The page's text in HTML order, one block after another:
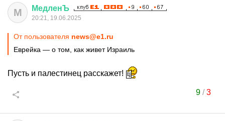
М МедленЪ
20:21, 19.06.2025
От пользователя news@e1.ru
Еврейка — о том, как живет Израиль
Пусть и палестинец расскажет!
9/3